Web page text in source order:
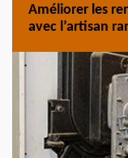
Améliorer les
avec l’artisan